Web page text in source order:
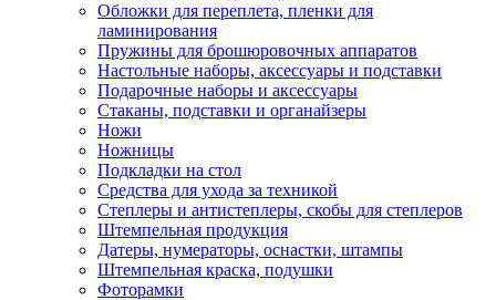
Обложки для переплета, пленки для
ламинирования
Пружины для брошюровочных аппаратов
Настольные наборы, аксессуары и подставки
Подарочные наборы и аксессуары
Стаканы, подставки и органайзеры
Ножи
Ножницы
Подкладки на стол
Средства для ухода за техникой
Степлеры и антистеплеры, скобы для степлеров
Штемпельная продукция
Датеры, нумераторы, оснастки, штампы
Штемпельная краска, подушки
Фоторамки